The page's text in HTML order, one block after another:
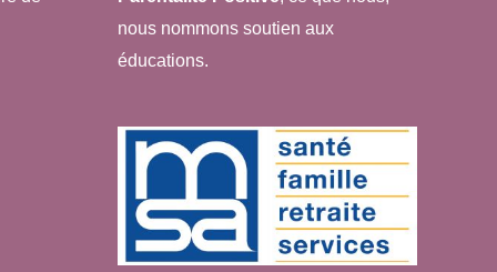
nous nommons soutien aux
éducations.